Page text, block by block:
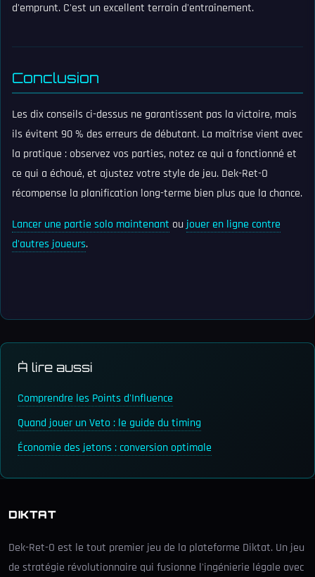
d'emprunt. C'est un excellent terrain d'entraînement.
Conclusion
Les dix conseils ci-dessus ne garantissent pas la victoire, mais
ils évitent 90 % des erreurs de débutant. La maîtrise vient avec
la pratique : observez vos parties, notez ce qui a fonctionné et
ce qui a échoué, et ajustez votre style de jeu. Dek-Ret-O
récompense la planification long-terme bien plus que la chance.
Lancer une partie solo maintenant ou jouer en ligne contre
d'autres joueurs.
À lire aussi
Comprendre les Points d'Influence
Quand jouer un Veto : le guide du timing
Économie des jetons : conversion optimale
DIKTAT
Dek-Ret-O est le tout premier jeu de la plateforme Diktat. Un jeu
de stratégie révolutionnaire qui fusionne l'ingénierie légale avec